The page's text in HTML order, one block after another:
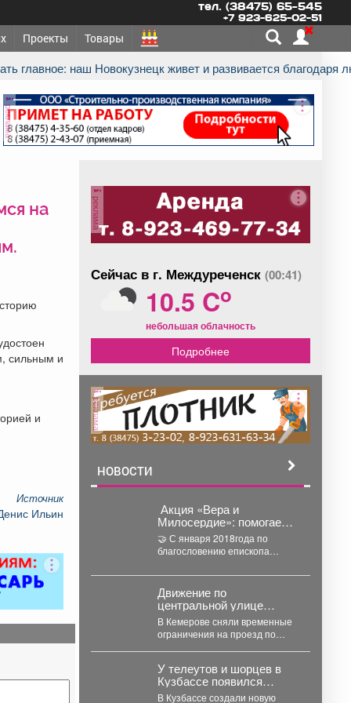
тел. (38475) 65-545
+7 923-625-02-51
Проекты Товары
главное: наш Новокузнецк живет и развивается благодаря
реклама
на
сильным и
и
Источник
Ильин
реклама
Сейчас в г. Междуреченск (00:41)
10.5 Co
небольшая облачность
Подробнее
реклама
НОВОСТИ
️ Акция «Вера и
Милосердие»: помогаем
тем, кто защищает
Родину!
🤝 С января 2018года по
благословению епископа
Таштагольского в Кузбассе
реализуется акция «Вера...
Движение по
центральной улице
Кемерова восстановили
В Кемерове сняли временные
ограничения на проезд по
У телеутов и шорцев в
Кузбассе появился
собственный
В Кузбассе создали новую